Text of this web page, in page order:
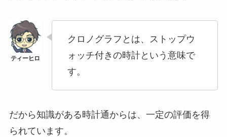
クロノグラフとは、ストップウ
ォッチ付きの時計という意味で
す。
だから知識がある時計通からは、一定の評価を得
られています。